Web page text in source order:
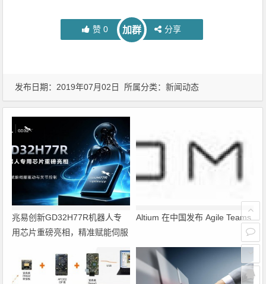
赞 0 加群 分享
发布日期：2019年07月02日 所属分类：新闻动态
兆易创新GD32H77R机器人专
用芯片重磅亮相，精准赋能伺服
Altium 在中国发布 Agile Teams